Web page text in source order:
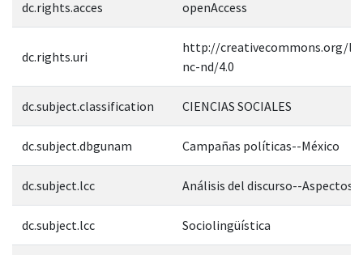
dc.rights.acces openAccess
dc.rights.uri
http://creativecommons.org/
nc-nd/4.0
dc.subject.classification CIENCIAS SOCIALES
dc.subject.dbgunam Campañas políticas--México
dc.subject.lcc Análisis del discurso--Aspectos
dc.subject.lcc Sociolingüística